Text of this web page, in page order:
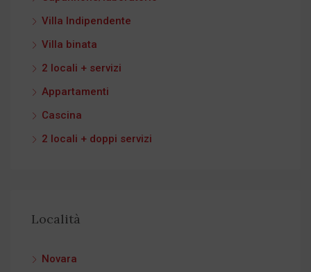
Villa Indipendente
Villa binata
2 locali + servizi
Appartamenti
Cascina
2 locali + doppi servizi
Località
Novara